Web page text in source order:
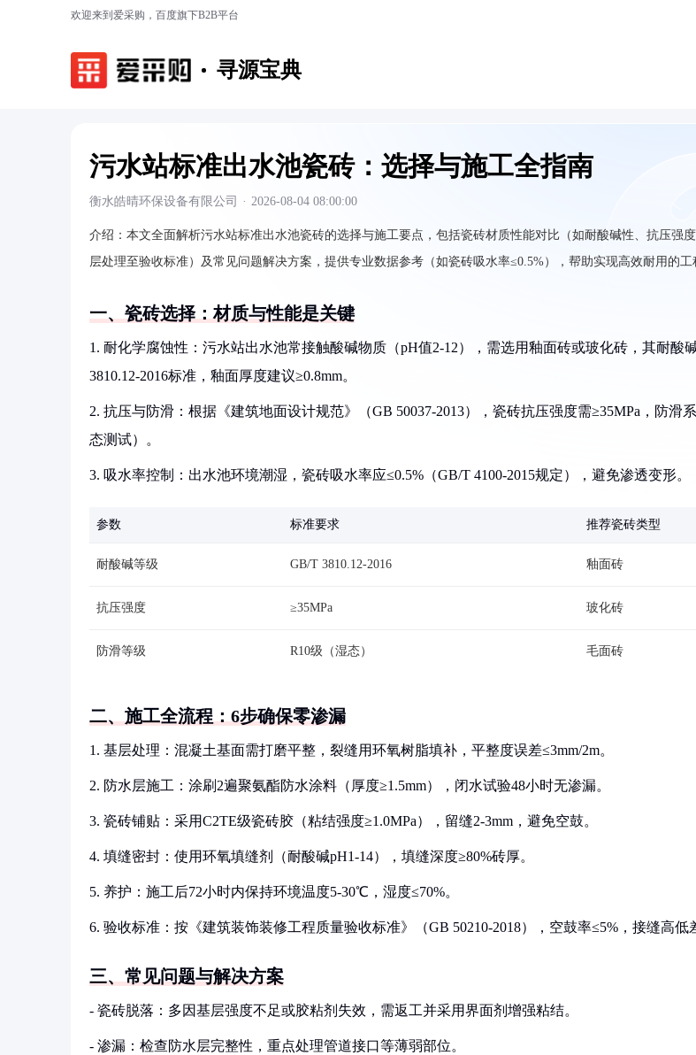
欢迎来到爱采购，百度旗下B2B平台
寻源宝典
污水站标准出水池瓷砖：选择与施工全指南
衡水皓晴环保设备有限公司 · 2026-08-04 08:00:00
介绍： 本文全面解析污水站标准出水池瓷砖的选择与施工要点，包括瓷砖材质性能对比（如耐酸碱性、抗压强
层处理至验收标准）及常见问题解决方案，提供专业数据参考（如瓷砖吸水率≤0.5%），帮助实现高效耐用的工
一、瓷砖选择：材质与性能是关键
1. 耐化学腐蚀性：污水站出水池常接触酸碱物质（pH值2-12），需选用釉面砖或玻化砖，其耐酸
3810.12-2016标准，釉面厚度建议≥0.8mm。
2. 抗压与防滑：根据《建筑地面设计规范》（GB 50037-2013），瓷砖抗压强度需≥35MPa，防滑
态测试）。
3. 吸水率控制：出水池环境潮湿，瓷砖吸水率应≤0.5%（GB/T 4100-2015规定），避免渗透变形。
参数 标准要求 推荐瓷砖类型
耐酸碱等级 GB/T 3810.12-2016 釉面砖
抗压强度 ≥35MPa 玻化砖
防滑等级 R10级（湿态） 毛面砖
二、施工全流程：6步确保零渗漏
1. 基层处理：混凝土基面需打磨平整，裂缝用环氧树脂填补，平整度误差≤3mm/2m。
2. 防水层施工：涂刷2遍聚氨酯防水涂料（厚度≥1.5mm），闭水试验48小时无渗漏。
3. 瓷砖铺贴：采用C2TE级瓷砖胶（粘结强度≥1.0MPa），留缝2-3mm，避免空鼓。
4. 填缝密封：使用环氧填缝剂（耐酸碱pH1-14），填缝深度≥80%砖厚。
5. 养护：施工后72小时内保持环境温度5-30℃，湿度≤70%。
6. 验收标准：按《建筑装饰装修工程质量验收标准》（GB 50210-2018），空鼓率≤5%，接缝高低
三、常见问题与解决方案
- 瓷砖脱落：多因基层强度不足或胶粘剂失效，需返工并采用界面剂增强粘结。
- 渗漏：检查防水层完整性，重点处理管道接口等薄弱部位。